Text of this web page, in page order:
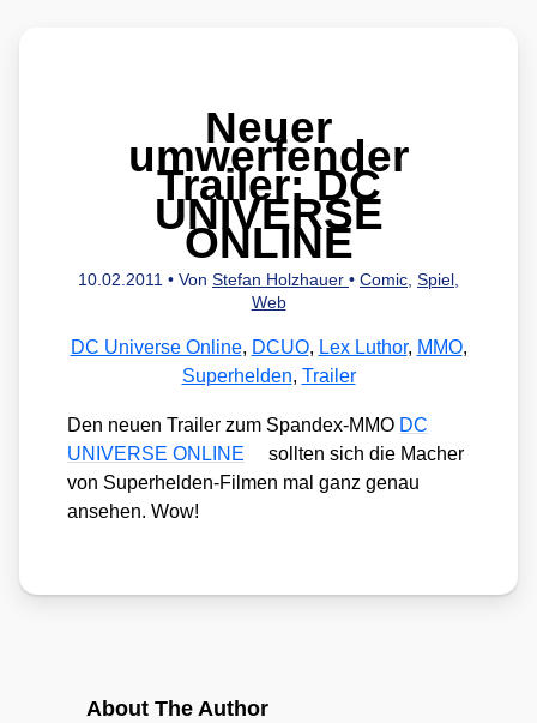
Neuer
umwerfender
Trailer: DC
UNIVERSE
ONLINE
10.02.2011 • Von Stefan Holzhauer • Comic, Spiel ,
Web
DC Universe Online, DCUO, Lex Luthor, MMO,
Superhelden, Trailer
Den neu­en Trai­ler zum Span­d­ex-MMO DC
UNIVERSE ONLINE
soll­ten sich die Macher
von Super­hel­den-Fil­men mal ganz genau
anse­hen. Wow!
About The Author